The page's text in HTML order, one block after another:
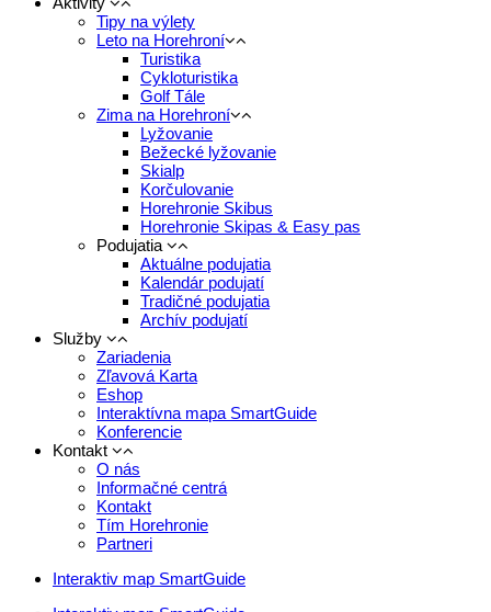
Tipy na výlety
Leto na Horehroní
Turistika
Cykloturistika
Golf Tále
Zima na Horehroní
Lyžovanie
Bežecké lyžovanie
Skialp
Korčulovanie
Horehronie Skibus
Horehronie Skipas & Easy pas
Podujatia
Aktuálne podujatia
Kalendár podujatí
Tradičné podujatia
Archív podujatí
Služby
Zariadenia
Zľavová Karta
Eshop
Interaktívna mapa SmartGuide
Konferencie
Kontakt
O nás
Informačné centrá
Kontakt
Tím Horehronie
Partneri
Interaktiv map SmartGuide